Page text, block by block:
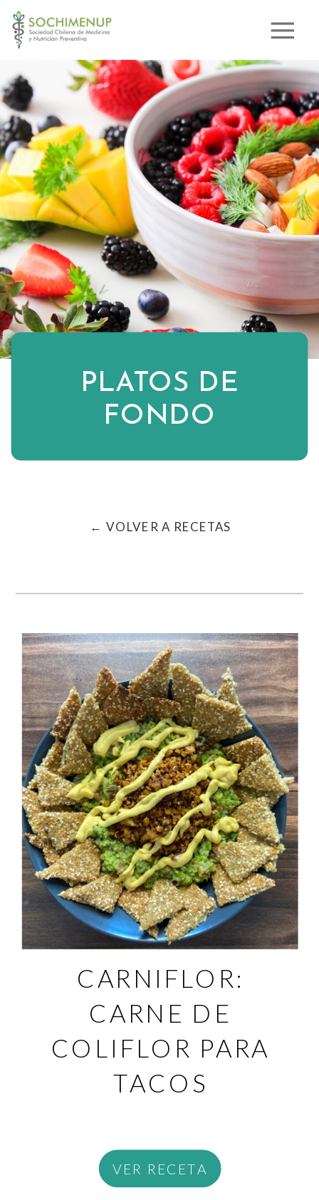
PLATOS DE
FONDO
← VOLVER A RECETAS
CARNIFLOR:
CARNE DE
COLIFLOR PARA
TACOS
VER RECETA